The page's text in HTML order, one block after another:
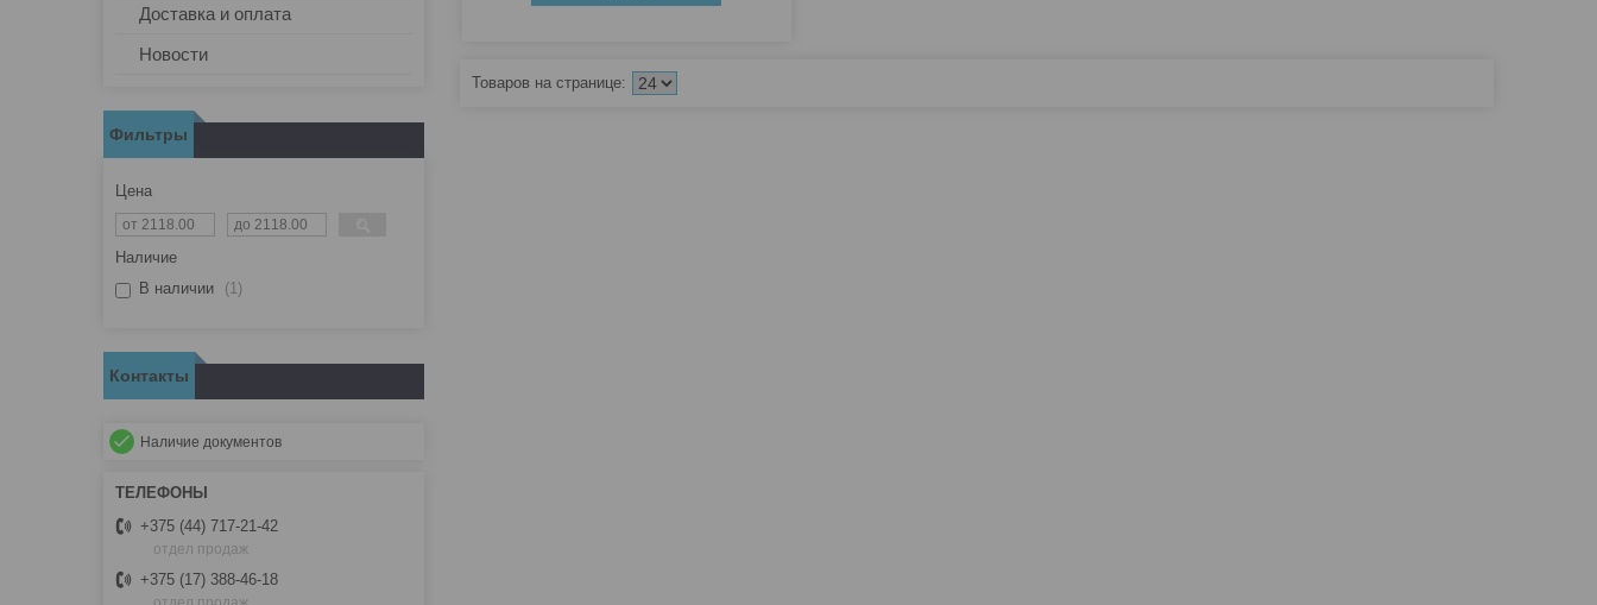
Доставка и оплата
Новости
Фильтры
Цена
Наличие
В наличии
1
Контакты
Наличие документов
+375 (44) 717-21-42
отдел продаж
+375 (17) 388-46-18